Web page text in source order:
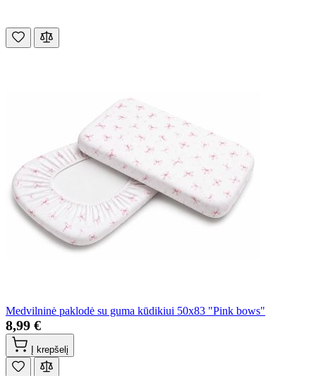
Medvilninė paklodė su guma kūdikiui 50x83 "Pink bows"
8,99 €
Į krepšelį